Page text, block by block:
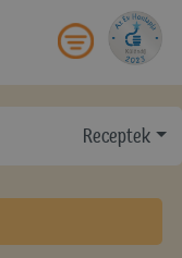
Receptek